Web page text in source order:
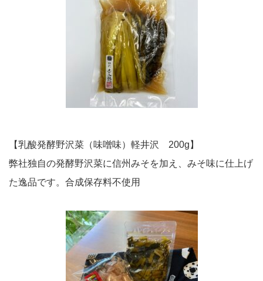
【乳酸発酵野沢菜（味噌味）軽井沢 200g】
弊社独自の発酵野沢菜に信州みそを加え、みそ味に仕上げ
た逸品です。合成保存料不使用